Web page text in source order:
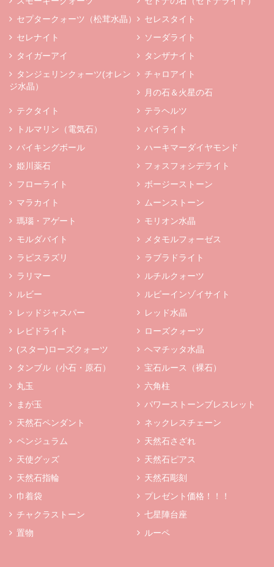
セプタークォーツ（松茸水晶）
セレスタイト
セレナイト
ソーダライト
タイガーアイ
タンザナイト
タンジェリンクォーツ(オレン
ジ水晶）
チャロアイト
月の石＆火星の石
テクタイト
テラヘルツ
トルマリン（電気石）
パイライト
バイキングボール
ハーキマーダイヤモンド
姫川薬石
フォスフォシデライト
フローライト
ボージーストーン
マラカイト
ムーンストーン
瑪瑙・アゲート
モリオン水晶
モルダバイト
メタモルフォーゼス
ラピスラズリ
ラブラドライト
ラリマー
ルチルクォーツ
ルビー
ルビーインゾイサイト
レッドジャスパー
レッド水晶
レピドライト
ローズクォーツ
(スター)ローズクォーツ
ヘマチッタ水晶
タンブル（小石・原石）
宝石ルース（裸石）
丸玉
六角柱
まが玉
パワーストーンブレスレット
天然石ペンダント
ネックレスチェーン
ペンジュラム
天然石さざれ
天使グッズ
天然石ピアス
天然石指輪
天然石彫刻
巾着袋
プレゼント価格！！！
チャクラストーン
七星陣台座
置物
ルーペ